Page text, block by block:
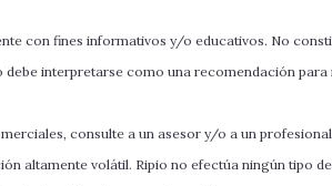
con fines informativos y/o educativos. No
interpretarse como una recomendación
consulte a un asesor y/o a un
altamente volátil. Ripio no efectúa ningún tipo de